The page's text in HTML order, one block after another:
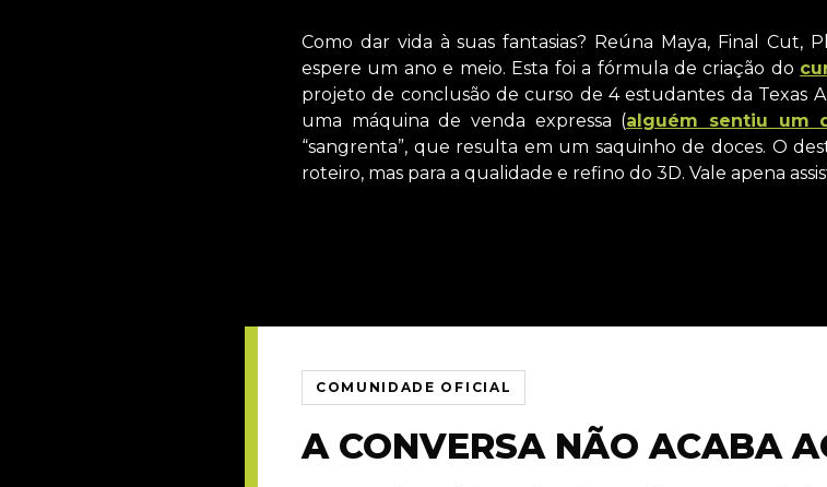
Como dar vida à suas fantasias? Reúna Maya, Final Cut,
espere um ano e meio. Esta foi a fórmula de criação do
projeto de conclusão de curso de 4 estudantes da Texas
uma máquina de venda expressa (alguém sentiu um
“sangrenta”, que resulta em um saquinho de doces. O
roteiro, mas para a qualidade e refino do 3D. Vale apena
COMUNIDADE OFICIAL
A CONVERSA NÃO ACABA